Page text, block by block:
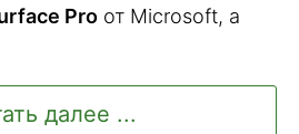
Pro от Microsoft, а
далее ...